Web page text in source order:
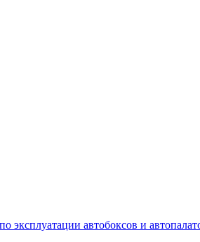
эксплуатации автобоксов и